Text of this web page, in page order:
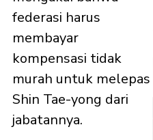
federasi harus
membayar
kompensasi tidak
murah untuk melepas
Shin Tae-yong dari
jabatannya.